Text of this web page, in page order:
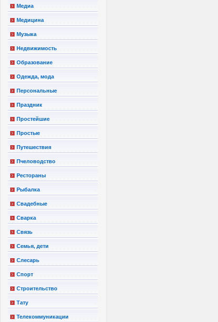
Медиа
Медицина
Музыка
Недвижимость
Образование
Одежда, мода
Персональные
Праздник
Простейшие
Простые
Путешествия
Пчеловодство
Рестораны
Рыбалка
Свадебные
Сварка
Связь
Семья, дети
Слесарь
Спорт
Строительство
Тату
Телекоммуникации